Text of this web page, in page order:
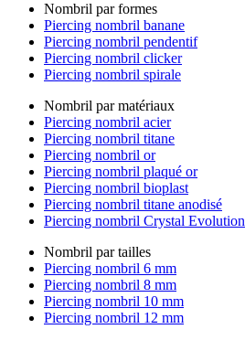
Nombril par formes
Piercing nombril banane
Piercing nombril pendentif
Piercing nombril clicker
Piercing nombril spirale
Nombril par matériaux
Piercing nombril acier
Piercing nombril titane
Piercing nombril or
Piercing nombril plaqué or
Piercing nombril bioplast
Piercing nombril titane anodisé
Piercing nombril Crystal Evolution
Nombril par tailles
Piercing nombril 6 mm
Piercing nombril 8 mm
Piercing nombril 10 mm
Piercing nombril 12 mm